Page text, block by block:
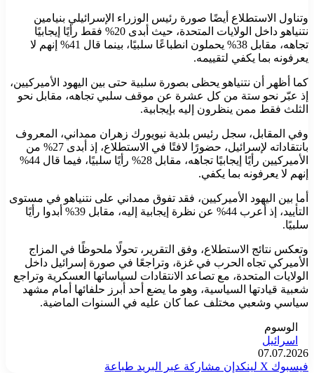
وتناول الاستطلاع أيضًا صورة رئيس الوزراء الإسرائيلي بنيامين
نتنياهو داخل الولايات المتحدة، حيث أبدى 20% فقط رأيًا إيجابيًا
تجاهه، مقابل 38% يحملون انطباعًا سلبيًا، بينما قال 41% إنهم لا
يعرفونه بما يكفي لتقييمه.
كما أظهر أن نتنياهو يحظى بصورة سلبية حتى بين اليهود الأميركيين،
إذ عبّر نحو ستة من كل عشرة عن موقف سلبي تجاهه، مقابل نحو
الثلث فقط ممن ينظرون إليه بإيجابية.
وفي المقابل، سجل رئيس بلدية نيويورك زهران ممداني، المعروف
بانتقاداته لإسرائيل، حضورًا لافتًا في الاستطلاع، إذ أبدى 27% من
الأميركيين رأيًا إيجابيًا تجاهه، مقابل 28% رأيًا سلبيًا، فيما قال 44%
إنهم لا يعرفونه بما يكفي.
أما بين اليهود الأميركيين، فقد تفوق ممداني على نتنياهو في مستوى
التأييد، إذ أعرب 44% عن نظرة إيجابية إليه، مقابل 39% أبدوا رأيًا
سلبيًا.
وتعكس نتائج الاستطلاع، وفق التقرير، تحولًا ملحوظًا في المزاج
الأميركي تجاه الحرب في غزة، وتراجعًا في صورة إسرائيل داخل
الولايات المتحدة، مع تصاعد الانتقادات لسياساتها العسكرية وتراجع
شعبية قيادتها السياسية، وهو ما يضع أحد أبرز حلفائها أمام مشهد
سياسي وشعبي مختلف عما كان عليه في السنوات الماضية.
الوسوم
اسرائيل
07.07.2026
فيسبوك ‫X لينكدإن مشاركة عبر البريد طباعة